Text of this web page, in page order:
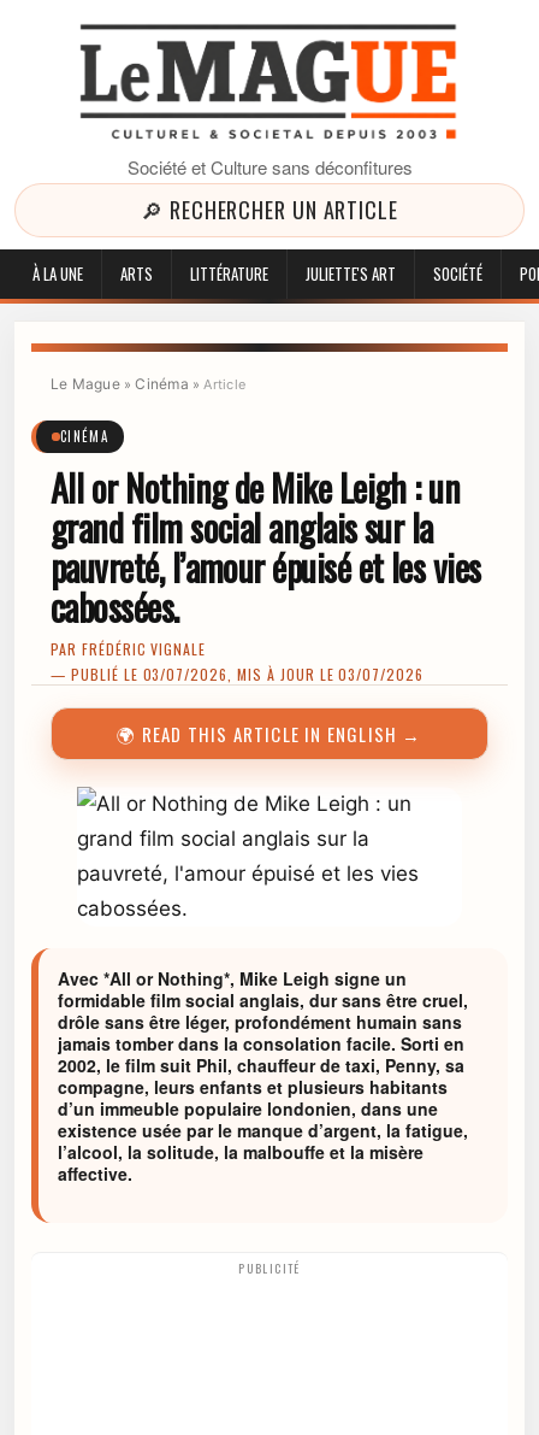
Société et Culture sans déconfitures
🔎 RECHERCHER UN ARTICLE
À LA UNE ARTS LITTÉRATURE JULIETTE'S ART SOCIÉTÉ
Le Mague»Cinéma »Article
CINÉMA
All or Nothing de Mike Leigh : un
grand film social anglais sur la
pauvreté, l’amour épuisé et les vies
cabossées.
PAR FRÉDÉRIC VIGNALE
— PUBLIÉ LE 03/07/2026, MIS À JOUR LE 03/07/2026
🌍 READ THIS ARTICLE IN ENGLISH →
Avec *All or Nothing*, Mike Leigh signe un
formidable film social anglais, dur sans être cruel,
drôle sans être léger, profondément humain sans
jamais tomber dans la consolation facile. Sorti en
2002, le film suit Phil, chauffeur de taxi, Penny, sa
compagne, leurs enfants et plusieurs habitants
d’un immeuble populaire londonien, dans une
existence usée par le manque d’argent, la fatigue,
l’alcool, la solitude, la malbouffe et la misère
affective.
PUBLICITÉ